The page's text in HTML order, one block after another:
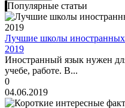
Популярные статьи
Лучшие школы
2019
Иностранный язык нужен
учебе, работе. В...
0
04.06.2019